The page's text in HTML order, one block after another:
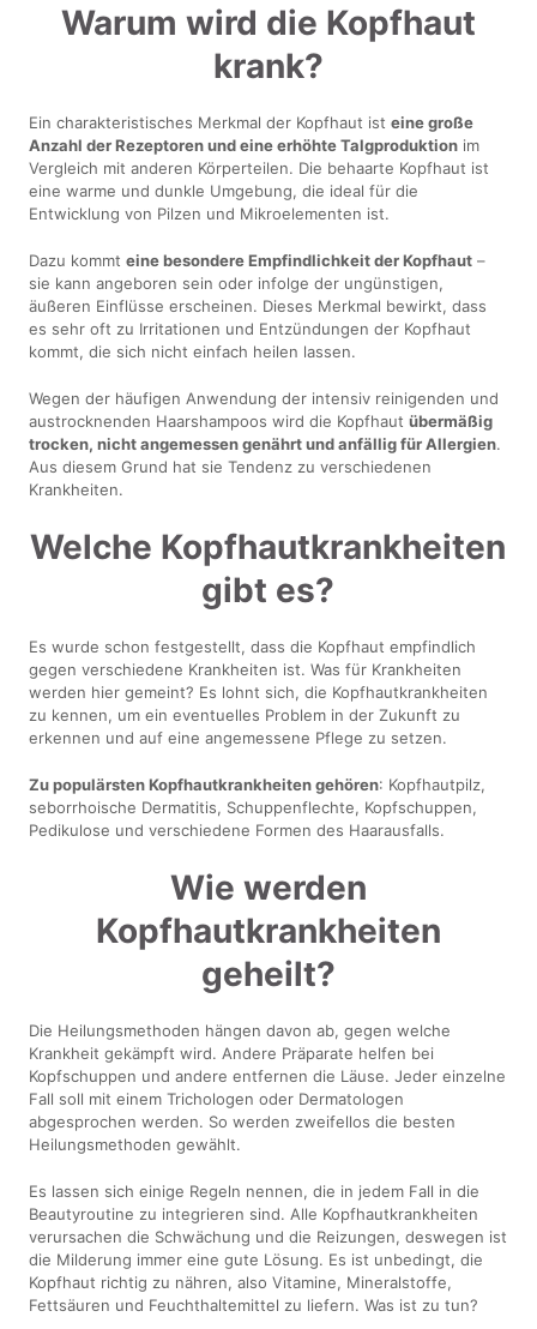
Warum wird die Kopfhaut
krank?
Ein charakteristisches Merkmal der Kopfhaut isteine große
Anzahl der Rezeptoren und eine erhöhte Talgproduktion im
Vergleich mit anderen Körperteilen. Die behaarte Kopfhaut ist
eine warme und dunkle Umgebung, die ideal für die
Entwicklung von Pilzen und Mikroelementen ist.
Dazu kommteine besondere Empfindlichkeit der Kopfhaut –
sie kann angeboren sein oder infolge der ungünstigen,
äußeren Einflüsse erscheinen. Dieses Merkmal bewirkt, dass
es sehr oft zu Irritationen und Entzündungen der Kopfhaut
kommt, die sich nicht einfach heilen lassen.
Wegen der häufigen Anwendung der intensiv reinigenden und
austrocknenden Haarshampoos wird die Kopfhautübermäßig
trocken, nicht angemessen genährt und anfällig für Allergien.
Aus diesem Grund hat sie Tendenz zu verschiedenen
Krankheiten.
Welche Kopfhautkrankheiten
gibt es?
Es wurde schon festgestellt, dass die Kopfhaut empfindlich
gegen verschiedene Krankheiten ist. Was für Krankheiten
werden hier gemeint? Es lohnt sich, die Kopfhautkrankheiten
zu kennen, um ein eventuelles Problem in der Zukunft zu
erkennen und auf eine angemessene Pflege zu setzen.
Zu populärsten Kopfhautkrankheiten gehören: Kopfhautpilz,
seborrhoische Dermatitis, Schuppenflechte, Kopfschuppen,
Pedikulose und verschiedene Formen des Haarausfalls.
Wie werden
Kopfhautkrankheiten
geheilt?
Die Heilungsmethoden hängen davon ab, gegen welche
Krankheit gekämpft wird. Andere Präparate helfen bei
Kopfschuppen und andere entfernen die Läuse. Jeder einzelne
Fall soll mit einem Trichologen oder Dermatologen
abgesprochen werden. So werden zweifellos die besten
Heilungsmethoden gewählt.
Es lassen sich einige Regeln nennen, die in jedem Fall in die
Beautyroutine zu integrieren sind. Alle Kopfhautkrankheiten
verursachen die Schwächung und die Reizungen, deswegen ist
die Milderung immer eine gute Lösung. Es ist unbedingt, die
Kopfhaut richtig zu nähren, also Vitamine, Mineralstoffe,
Fettsäuren und Feuchthaltemittel zu liefern. Was ist zu tun?